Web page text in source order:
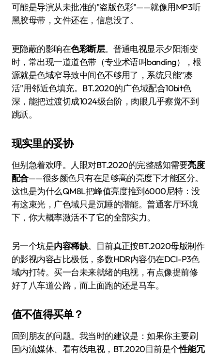
可能是导演从未批准的"盗版色彩"——就像用MP3听
黑胶母带，文件还在，信息没了。
更隐蔽的影响在色彩断层。普通电视显示夕阳渐变
时，常出现一道道色带（专业术语叫banding），根
源就是色域窄导致中间色不够用了，系统只能"凑
活"用邻近色填充。BT.2020的广色域配合10bit色
深，能把过渡切成1024级台阶，肉眼几乎察觉不到
跳跃。
现实里的妥协
但别急着欢呼。人眼对BT.2020的完整感知需要亮度
配合——很多颜色只有在足够高的亮度下才能区分。
这也是为什么QM8L把峰值亮度推到6000尼特：没
有这束光，广色域只是沉睡的潜能。普通客厅环境
下，你大概率激活不了它的全部实力。
另一个坑是内容稀缺。目前真正按BT.2020母版制作
的影视内容占比极低，多数HDR内容仍在DCI-P3色
域内打转。买一台未来就绪的电视，有点像提前修
好了八车道公路，而上面跑的还是马车。
值不值得买单？
回到朋友的问题。我当时的建议是：如果你主要刷
国内流媒体、看有线电视，BT.2020目前是个性能冗